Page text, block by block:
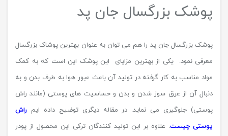
پوشک بزرگسال جان پد
پوشک بزرگسال جان پد را هم می توان به عنوان بهترین پوشاک بزرگسال
معرفی نمود. یکی از بهترین مزایای این پوشک این است که به کمک
مواد مناسب به کار گرفته در تولید آن باعث عبور هوا به طرف بدن و به
دنبال آن از عرق سوز شدن و بدن و حساسیت های پوستی (مانند راش
پوستی) جلوگیری می نماید. در مقاله دیگری توضیح داده ایم راش
پوستی چیست. علاوه بر این تولید کنندگان ترکی این محصول از پودر